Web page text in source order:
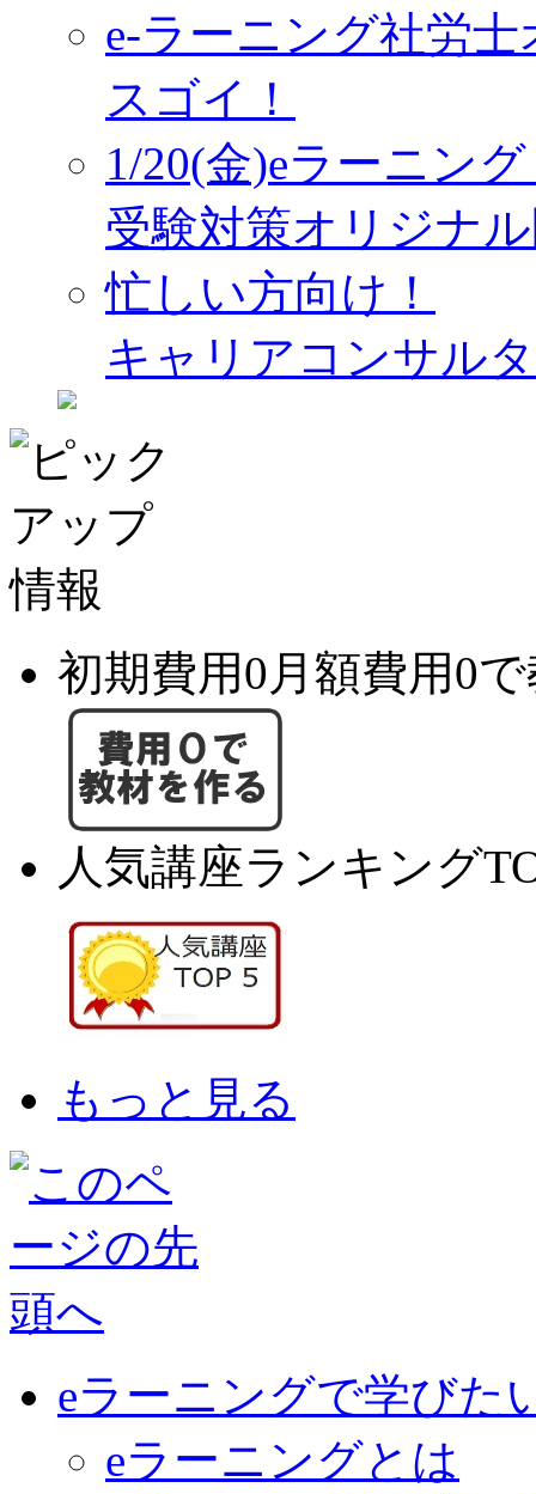
e-ラーニング社労
スゴイ！
1/20(金)eラーニン
受験対策オリジナ
忙しい方向け！
キャリアコンサル
初期費用0月額費用0
人気講座ランキング
もっと見る
eラーニングで学びた
eラーニングとは